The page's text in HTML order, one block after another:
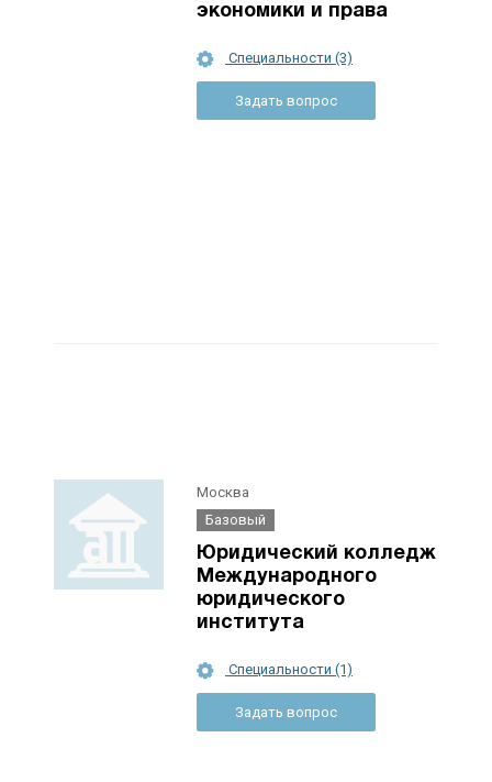
экономики и права
Специальности (3)
Задать вопрос
Москва
Базовый
Юридический колледж
Международного
юридического
института
Специальности (1)
Задать вопрос